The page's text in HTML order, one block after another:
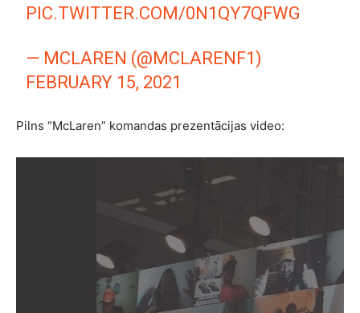
PIC.TWITTER.COM/0N1QY7QFWG
— MCLAREN (@MCLARENF1)
FEBRUARY 15, 2021
Pilns “McLaren” komandas prezentācijas video: